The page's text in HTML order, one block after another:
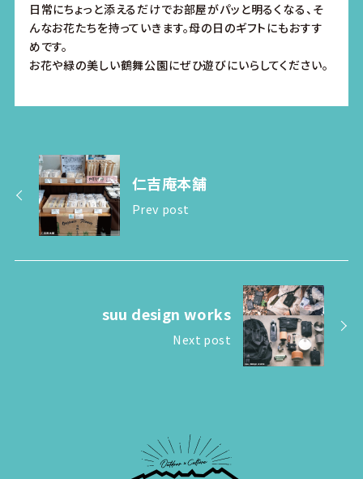
日常にちょっと添えるだけでお部屋がパッと明るくなる、そ
んなお花たちを持っていきます。母の日のギフトにもおすす
めです。
お花や緑の美しい鶴舞公園にぜひ遊びにいらしてください。
仁吉庵本舗
Prev post
suu design works
Next post